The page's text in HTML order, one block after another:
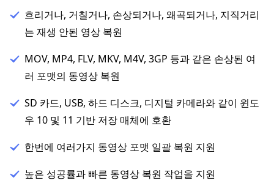
흐리거나, 거칠거나, 손상되거나, 왜곡되거나, 지직거리
는 재생 안된 영상 복원
MOV, MP4, FLV, MKV, M4V, 3GP 등과 같은 손상된 여
러 포맷의 동영상 복원
SD 카드, USB, 하드 디스크, 디지털 카메라와 같이 윈도
우 10 및 11 기반 저장 매체에 호환
한번에 여러가지 동영상 포맷 일괄 복원 지원
높은 성공률과 빠른 동영상 복원 작업을 지원